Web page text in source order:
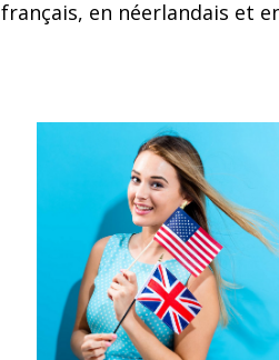
français, en néerlandais et